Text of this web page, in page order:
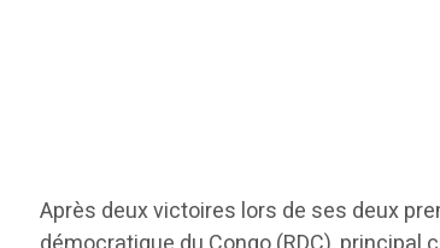
Après deux victoires lors de ses deux